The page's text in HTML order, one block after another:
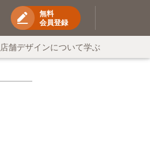
無料
会員登録
店舗デザインについて学ぶ